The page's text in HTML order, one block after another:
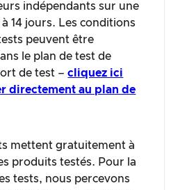
indépendants sur une
14 jours. Les conditions
peuvent être
le plan de test de
de test –cliquez ici
directement au plan de
mettent gratuitement à
produits testés. Pour la
tests, nous percevons